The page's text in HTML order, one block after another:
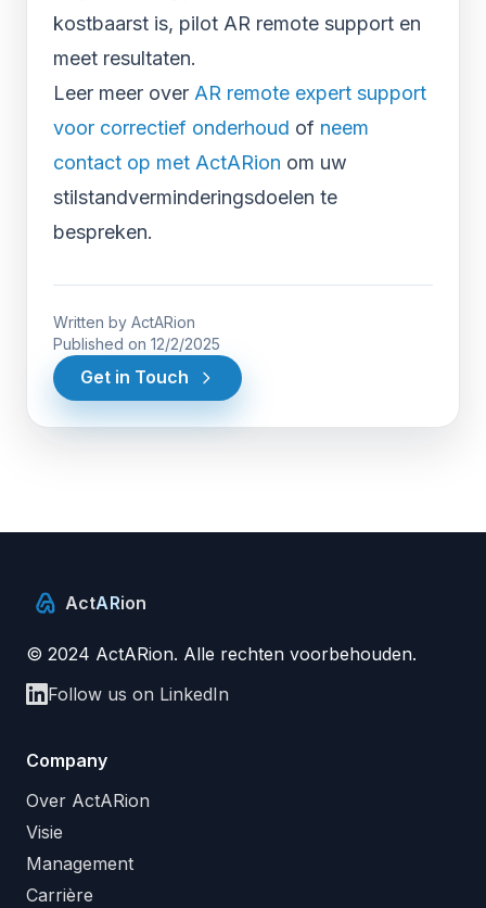
kostbaarst is, pilot AR remote support en
meet resultaten.
Leer meer over AR remote expert support
voor correctief onderhoud of neem
contact op met ActARion om uw
stilstandverminderingsdoelen te
bespreken.
Written by ActARion
Published on 12/2/2025
Get in Touch
ActARion
© 2024 ActARion. Alle rechten voorbehouden.
Follow us on LinkedIn
Company
Over ActARion
Visie
Management
Carrière